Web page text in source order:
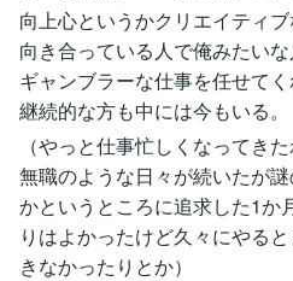
向上心というかクリエイティ
向き合っている人で俺みたい
ギャンブラーな仕事を任せて
継続的な方も中には今もいる。
（やっと仕事忙しくなって
無職のような日々が続いたが
かというところに追求した1か
りはよかったけど久々にやる
きなかったりとか）